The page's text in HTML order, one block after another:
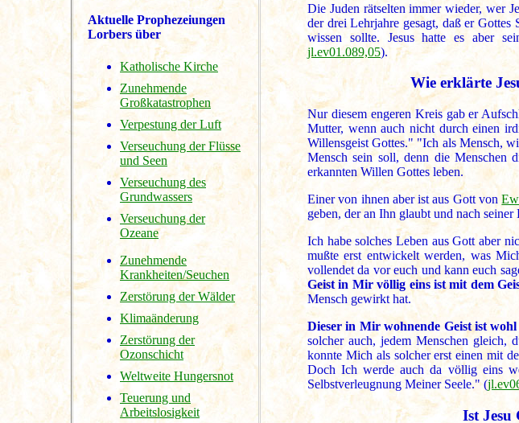
Aktuelle Prophezeiungen
Lorbers über
Katholische Kirche
Zunehmende
Großkatastrophen
Verpestung der Luft
Verseuchung der Flüsse
und Seen
Verseuchung des
Grundwassers
Verseuchung der
Ozeane
Zunehmende
Krankheiten/Seuchen
Zerstörung der Wälder
Klimaänderung
Zerstörung der
Ozonschicht
Weltweite Hungersnot
Teuerung und
Arbeitslosigkeit
Die Juden rätselten immer wieder, wer
der drei Lehrjahre gesagt, daß er Gottes
wissen sollte. Jesus hatte es aber
jl.ev01.089,05).
Wie erklärte
Nur diesem engeren Kreis gab er
Mutter, wenn auch nicht durch einen
Willensgeist Gottes." "Ich als Mensch,
Mensch sein soll, denn die Menschen
erkannten Willen Gottes leben.
Einer von ihnen aber ist aus Gott von
geben, der an Ihn glaubt und nach
Ich habe solches Leben aus Gott aber
mußte erst entwickelt werden, was
vollendet da vor euch und kann euch
Geist in Mir völlig eins ist mit dem
Mensch gewirkt hat.
Dieser in Mir wohnende Geist ist
solcher auch, jedem Menschen gleich,
konnte Mich als solcher erst einen mit
Doch Ich werde auch da völlig eins
Selbstverleugnung Meiner Seele." (
Ist Jesu